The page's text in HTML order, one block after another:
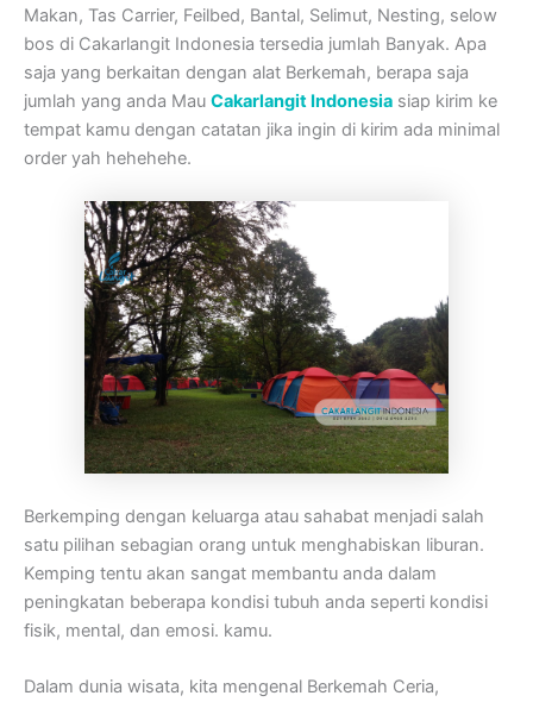
Makan, Tas Carrier, Feilbed, Bantal, Selimut, Nesting, selow
bos di Cakarlangit Indonesia tersedia jumlah Banyak. Apa
saja yang berkaitan dengan alat Berkemah, berapa saja
jumlah yang anda Mau Cakarlangit Indonesia siap kirim ke
tempat kamu dengan catatan jika ingin di kirim ada minimal
order yah hehehehe.
Berkemping dengan keluarga atau sahabat menjadi salah
satu pilihan sebagian orang untuk menghabiskan liburan.
Kemping tentu akan sangat membantu anda dalam
peningkatan beberapa kondisi tubuh anda seperti kondisi
fisik, mental, dan emosi. kamu.
Dalam dunia wisata, kita mengenal Berkemah Ceria,